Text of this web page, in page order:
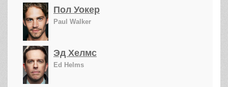
Пол Уокер
Paul Walker
Эд Хелмс
Ed Helms